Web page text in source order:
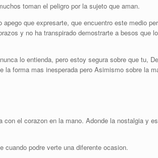
toman el peligro por la sujeto que aman.
que expresarte, que encuentro este medio
y no ha transpirado demostrarte a besos que
lo entienda, pero estoy segura sobre que tu,
la forma mas inesperada pero Asimismo sobre la
el corazon en la mano. Adonde la nostalgia y
cuando podre verte una diferente ocasion.